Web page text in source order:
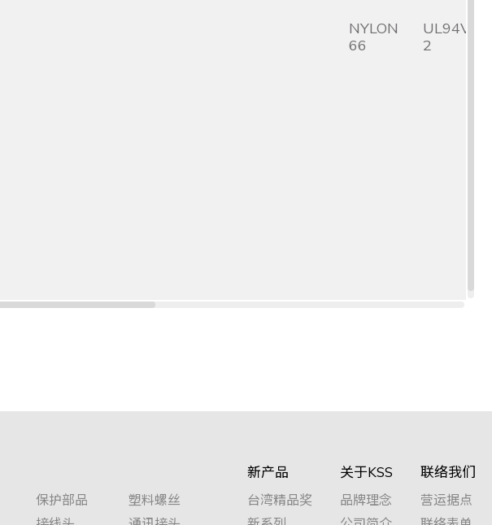
NYLON
66
UL94V-
2
保护部品
塑料螺丝
新产品
台湾精品奖
关于KSS
品牌理念
联络我们
营运据点